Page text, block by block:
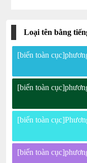
Loại tên bằng
[biến toàn
[biến toàn
[biến toàn
[biến toàn